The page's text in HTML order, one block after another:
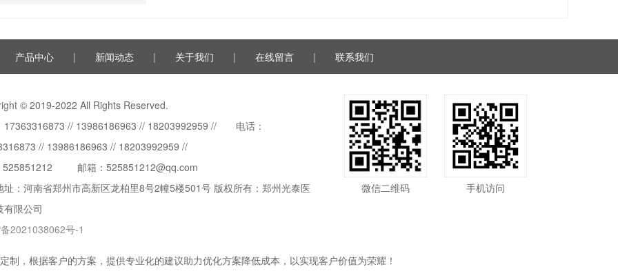
产品中心 | 新闻动态 | 关于我们 | 在线留言 | 联系我们
© 2019-2022 All Rights Reserved.
17363316873 // 13986186963 // 18203992959 // 电话：
// 13986186963 // 18203992959 //
525851212 邮箱：525851212@qq.com
址：河南省郑州市高新区龙柏里8号2幢5楼501号 版权所有：郑州光泰医
有限公司
2021038062号-1
微信二维码 手机访问
制，根据客户的方案，提供专业化的建议助力优化方案降低成本，以实现客户价值为荣耀！